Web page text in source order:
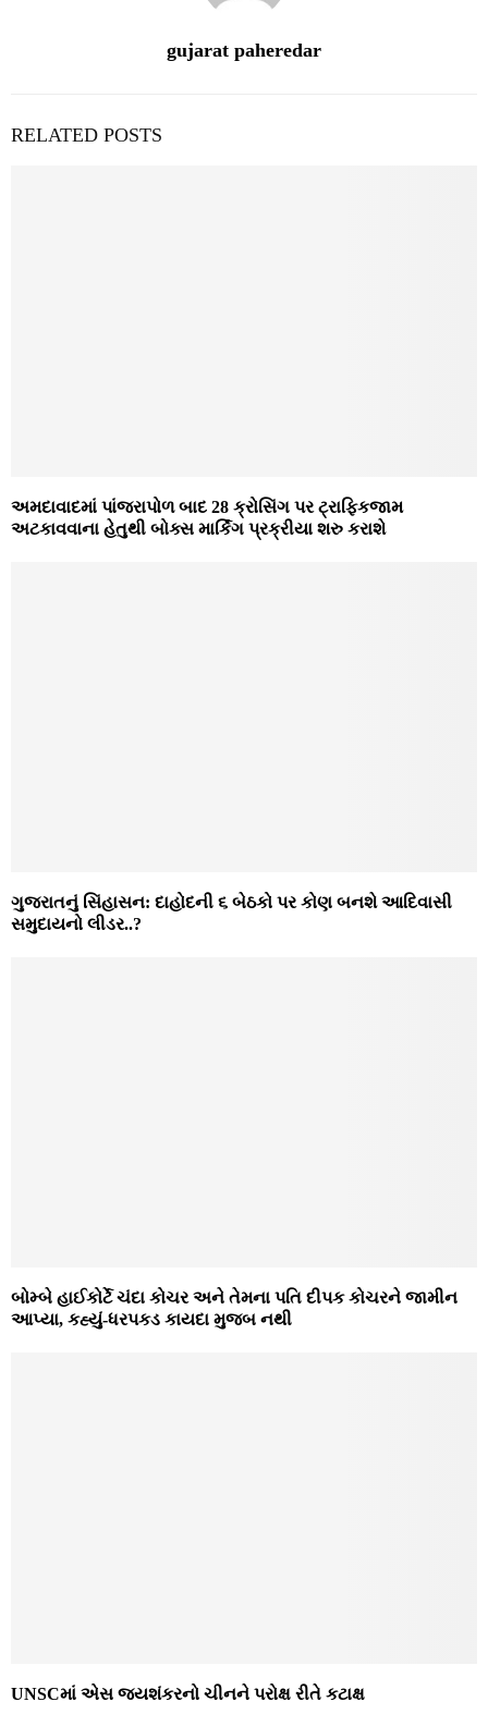
gujarat paheredar
RELATED POSTS
અમદાવાદમાં પાંજરાપોળ બાદ 28 ક્રોસિંગ પર ટ્રાફિકજામ
અટકાવવાના હેતુથી બોક્સ માર્કિંગ પ્રક્રીયા શરુ કરાશે
ગુજરાતનું સિંહાસન: દાહોદની ૬ બેઠકો પર કોણ બનશે આદિવાસી
સમુદાયનો લીડર..?
બોમ્બે હાઈકોર્ટે ચંદા કોચર અને તેમના પતિ દીપક કોચરને જામીન
આપ્યા, કહ્યું-ધરપકડ કાયદા મુજબ નથી
UNSCમાં એસ જયશંકરનો ચીનને પરોક્ષ રીતે કટાક્ષ